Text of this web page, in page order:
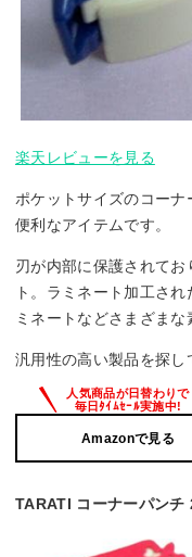
楽天レビューを見る
ポケットサイズのコー
便利なアイテムです。
刃が内部に保護されて
ト。ラミネート加工さ
ミネートなどさまざまな
汎用性の高い製品を探し
Amazonで見る
TARATI コーナーパン